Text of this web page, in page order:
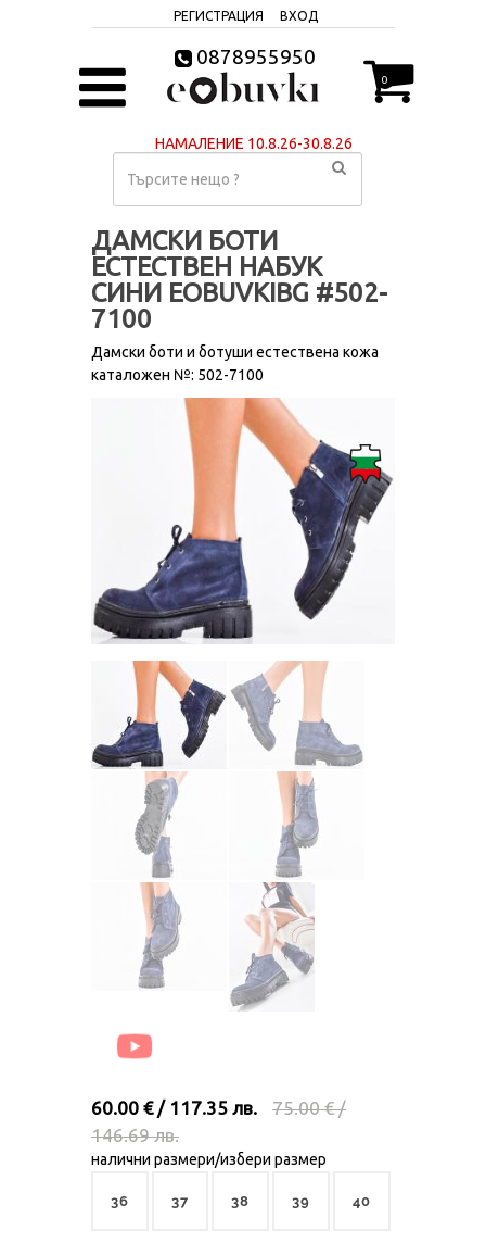
РЕГИСТРАЦИЯ ВХОД
0878955950
0
НАМАЛЕНИЕ 10.8.26-30.8.26
ДАМСКИ БОТИ
ЕСТЕСТВЕН НАБУК
СИНИ EOBUVKIBG #502-
7100
Дамски боти и ботуши естествена кожа
каталожен №: 502-7100
60.00 € / 117.35 лв.
75.00 € /
146.69 лв.
налични размери/избери размер
36 37 38 39 40